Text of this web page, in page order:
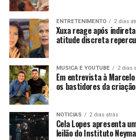
ENTRETENIMENTO 2 dias
Xuxa reage após
atitude discreta
MUSICA E YOUTUBE 2 dias
Em entrevista à
os bastidores da
NOTICIAS 2 dias atrás
Cela Lopes apresenta
leilão do Instituto